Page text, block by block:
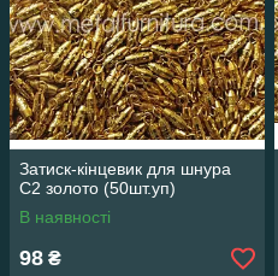
Затиск-кінцевик для шнура
С2 золото (50шт.уп)
В наявності
98 ₴